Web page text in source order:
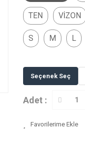
TEN VİZON
S M L
Seçenek Seç
Adet :